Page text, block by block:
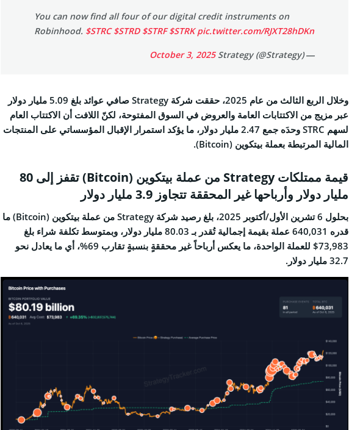
You can now find all four of our digital credit instruments on
Robinhood. $STRC $STRD $STRF $STRK pic.twitter.com/RJXT28hDKn
— Strategy (@Strategy)
October 3, 2025
وخلال الربع الثالث من عام 2025، حققت شركة Strategy صافي عوائد بلغ 5.09 مليار دولار
عبر مزيج من الاكتتابات العامة والعروض في السوق المفتوحة، لكنّ اللافت أن الاكتتاب العام
لسهم STRC وحدَه جمع 2.47 مليار دولار، ما يؤكد استمرار الإقبال المؤسساتي على المنتجات
المالية المرتبطة بعملة بيتكوين (Bitcoin).
قيمة ممتلكات Strategy من عملة بيتكوين (Bitcoin) تقفز إلى 80
مليار دولار وأرباحها غير المحققة تتجاوز 3.9 مليار دولار
بحلول 6 تشرين الأول/أكتوبر 2025، بلغ رصيد شركة Strategy من عملة بيتكوين (Bitcoin) ما
قدره 640,031 عملة بقيمة إجمالية تُقدر بـ 80.03 مليار دولار، وبمتوسط تكلفة شراء بلغ
73,983$ للعملة الواحدة، ما يعكس أرباحاً غير محققةٍ بنسبةٍ تقارب 69%، أي ما يعادل نحو
32.7 مليار دولار.